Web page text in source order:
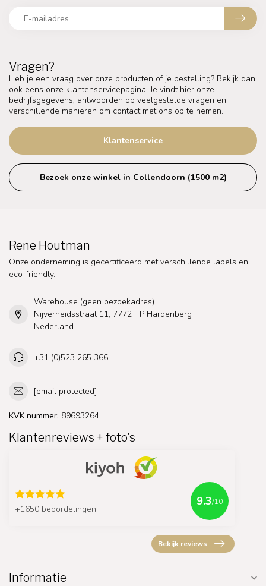
Vragen?
Heb je een vraag over onze producten of je bestelling? Bekijk dan
ook eens onze klantenservicepagina. Je vindt hier onze
bedrijfsgegevens, antwoorden op veelgestelde vragen en
verschillende manieren om contact met ons op te nemen.
Klantenservice
Bezoek onze winkel in Collendoorn (1500 m2)
Rene Houtman
Onze onderneming is gecertificeerd met verschillende labels en
eco-friendly.
Warehouse (geen bezoekadres)
Nijverheidsstraat 11, 7772 TP Hardenberg
Nederland
+31 (0)523 265 366
[email protected]
KVK nummer: 89693264
Klantenreviews + foto's
+1650 beoordelingen
9.3/10
Bekijk reviews
Informatie